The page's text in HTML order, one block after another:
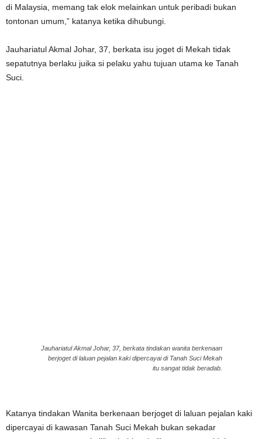
di Malaysia, memang tak elok melainkan untuk peribadi bukan
tontonan umum,” katanya ketika dihubungi.
Jauhariatul Akmal Johar, 37, berkata isu joget di Mekah tidak
sepatutnya berlaku juika si pelaku yahu tujuan utama ke Tanah
Suci.
Jauhariatul Akmal Johar, 37, berkata tindakan wanita berkenaan
berjoget di laluan pejalan kaki dipercayai di Tanah Suci Mekah
itu sangat tidak beradab.
Katanya tindakan Wanita berkenaan berjoget di laluan pejalan kaki
dipercayai di kawasan Tanah Suci Mekah bukan sekadar